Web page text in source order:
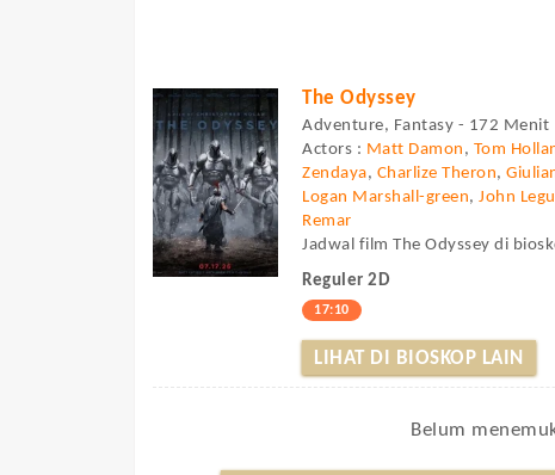
The Odyssey
Adventure, Fantasy - 172 Menit
Actors : Matt Damon , Tom
Zendaya, Charlize Theron,
Logan Marshall-green,John
Remar
Jadwal film The Odyssey di
Reguler 2D
17:10
LIHAT DI BIOSKOP LAIN
Belum